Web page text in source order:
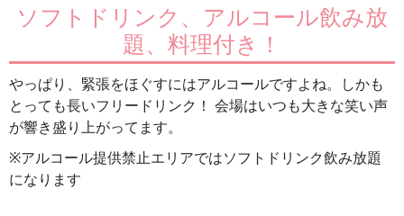
ソフトドリンク、アルコール飲み放
題、料理付き！
やっぱり、緊張をほぐすにはアルコールですよね。しかも
とっても長いフリードリンク！ 会場はいつも大きな笑い声
が響き盛り上がってます。
※アルコール提供禁止エリアではソフトドリンク飲み放題
になります